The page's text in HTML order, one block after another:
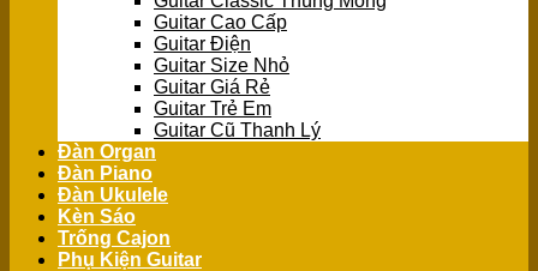
Guitar Cao Cấp
Guitar Điện
Guitar Size Nhỏ
Guitar Giá Rẻ
Guitar Trẻ Em
Guitar Cũ Thanh Lý
Đàn Organ
Đàn Piano
Đàn Ukulele
Kèn Sáo
Trống Cajon
Phụ Kiện Guitar